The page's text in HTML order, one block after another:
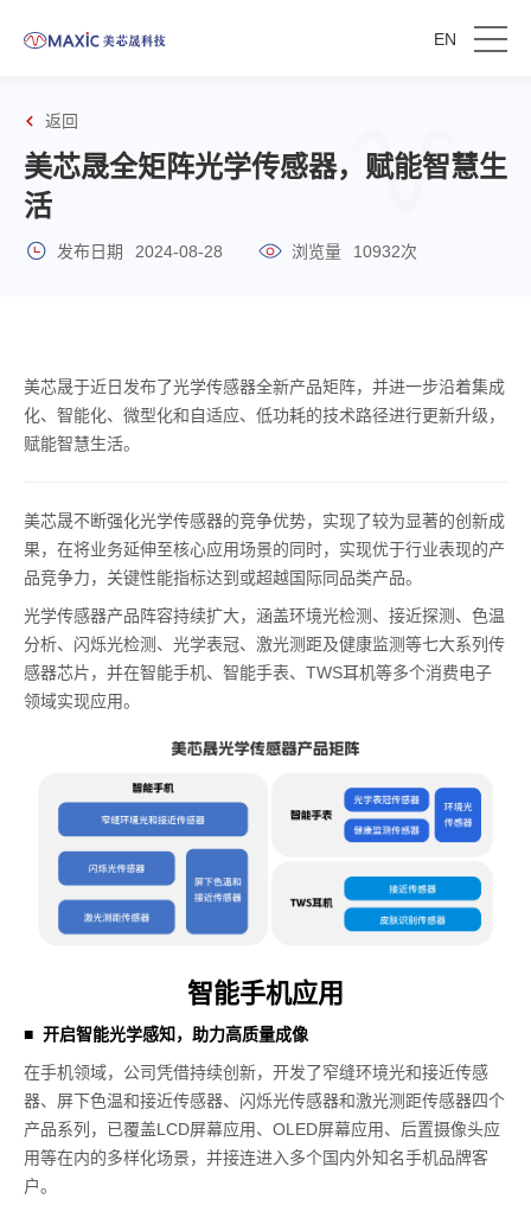
EN
返回
美芯晟全矩阵光学传感器，赋能智慧生
活
发布日期 2024-08-28 浏览量 10932次
美芯晟于近日发布了光学传感器全新产品矩阵，并进一步沿着集成
化、智能化、微型化和自适应、低功耗的技术路径进行更新升级，
赋能智慧生活。
美芯晟不断强化光学传感器的竞争优势，实现了较为显著的创新成
果，在将业务延伸至核心应用场景的同时，实现优于行业表现的产
品竞争力，关键性能指标达到或超越国际同品类产品。
光学传感器产品阵容持续扩大，涵盖环境光检测、接近探测、色温
分析、闪烁光检测、光学表冠、激光测距及健康监测等七大系列传
感器芯片，并在智能手机、智能手表、TWS耳机等多个消费电子
领域实现应用。
智能手机应用
■ 开启智能光学感知，助力高质量成像
在手机领域，公司凭借持续创新，开发了窄缝环境光和接近传感
器、屏下色温和接近传感器、闪烁光传感器和激光测距传感器四个
产品系列，已覆盖LCD屏幕应用、OLED屏幕应用、后置摄像头应
用等在内的多样化场景，并接连进入多个国内外知名手机品牌客
户。